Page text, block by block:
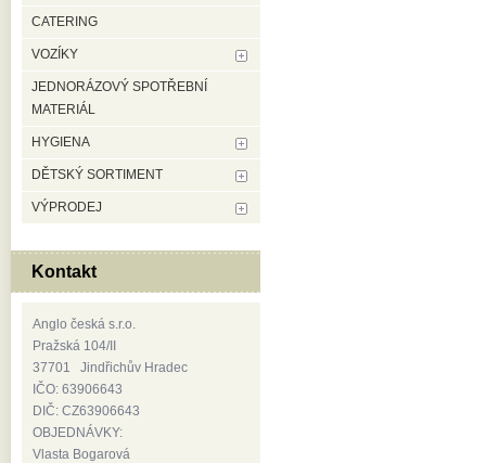
CATERING
VOZÍKY
JEDNORÁZOVÝ SPOTŘEBNÍ
MATERIÁL
HYGIENA
DĚTSKÝ SORTIMENT
VÝPRODEJ
Kontakt
Anglo česká s.r.o.
Pražská 104/II
37701 Jindřichův Hradec
IČO: 63906643
DIČ: CZ63906643
OBJEDNÁVKY:
Vlasta Bogarová